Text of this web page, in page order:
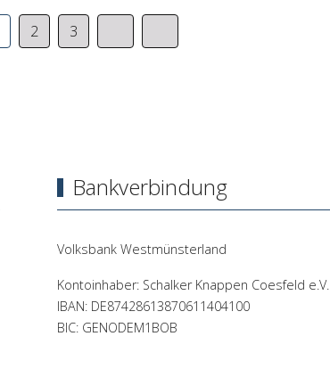
2 3
Bankverbindung
Volksbank Westmünsterland
Kontoinhaber: Schalker Knappen Coesfeld e.V.
IBAN: DE87428613870611404100
BIC: GENODEM1BOB